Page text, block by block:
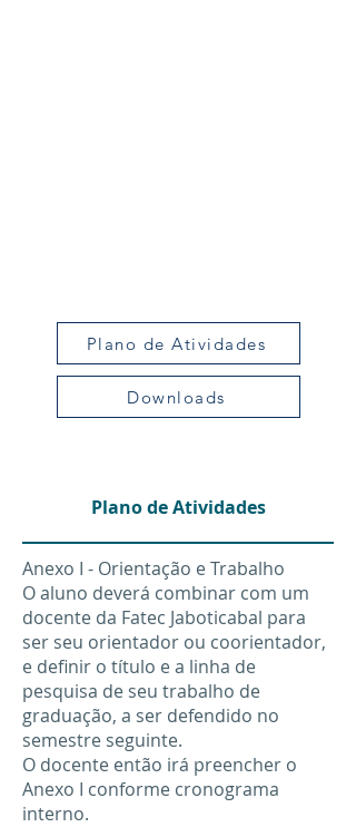
Plano de Atividades
Downloads
Plano de Atividades
Anexo I - Orientação e Trabalho
O aluno deverá combinar com um
docente da Fatec Jaboticabal para
ser seu orientador ou coorientador,
e definir o título e a linha de
pesquisa de seu trabalho de
graduação, a ser defendido no
semestre seguinte.
O docente então irá preencher o
Anexo I conforme cronograma
interno.